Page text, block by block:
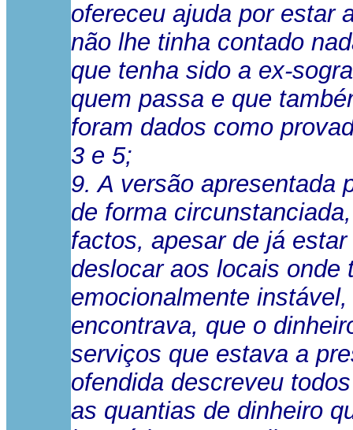
ofereceu ajuda por estar
não lhe tinha contado
que tenha sido a ex-
quem passa e que
foram dados como
3 e 5;
9. A versão apresentada
de forma
factos, apesar de já
deslocar aos locais onde
emocionalmente
encontrava, que o
serviços que estava a
ofendida descreveu
as quantias de dinheiro